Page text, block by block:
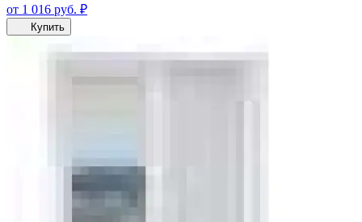
от 1 016 руб. ₽
Купить